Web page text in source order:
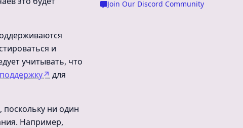
и
учитывать, что
↗ для
поскольку ни один
Например,
Join Our Discord Community